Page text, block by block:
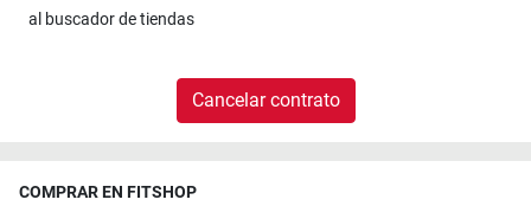
al buscador de tiendas
Cancelar contrato
COMPRAR EN FITSHOP